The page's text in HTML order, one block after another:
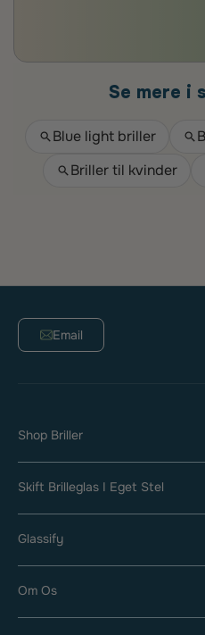
Se mere i
Blue light briller
Briller til kvinder
Email
Shop Briller
Skift Brilleglas I Eget Stel
Glassify
Om Os